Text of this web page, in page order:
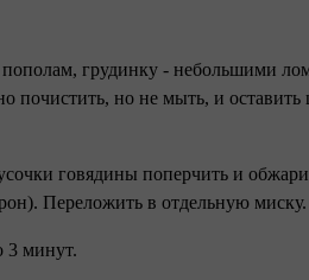
грудинку - небольшими
почистить, но не мыть, и
говядины поперчить и
Переложить в отдельную миску.
3 минут.